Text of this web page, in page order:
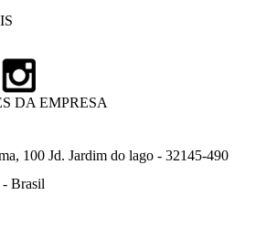
DA EMPRESA
100 Jd. Jardim do lago - 32145-490
Brasil